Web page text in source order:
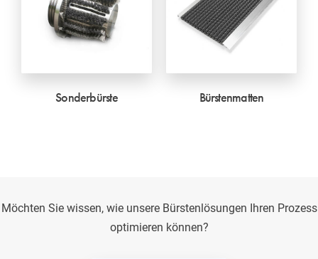
Sonderbürste Bürstenmatten
Möchten Sie wissen, wie unsere Bürstenlösungen Ihren Prozess
optimieren können?